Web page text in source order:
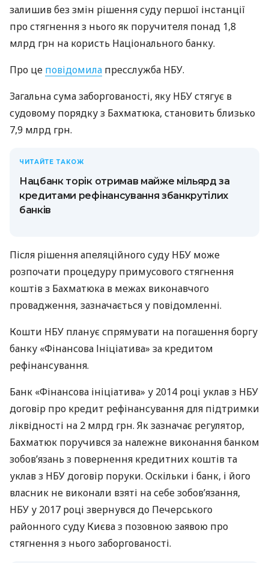
залишив без змін рішення суду першої інстанції
про стягнення з нього як поручителя понад 1,8
млрд грн на користь Національного банку.
Про це повідомила пресслужба НБУ.
Загальна сума заборгованості, яку НБУ стягує в
судовому порядку з Бахматюка, становить близько
7,9 млрд грн.
ЧИТАЙТЕ ТАКОЖ
Нацбанк торік отримав майже мільярд за
кредитами рефінансування збанкрутілих
банків
Після рішення апеляційного суду НБУ може
розпочати процедуру примусового стягнення
коштів з Бахматюка в межах виконавчого
провадження, зазначається у повідомленні.
Кошти НБУ планує спрямувати на погашення боргу
банку «Фінансова Ініціатива» за кредитом
рефінансування.
Банк «Фінансова ініціатива» у 2014 році уклав з НБУ
договір про кредит рефінансування для підтримки
ліквідності на 2 млрд грн. Як зазначає регулятор,
Бахматюк поручився за належне виконання банком
зобов’язань з повернення кредитних коштів та
уклав з НБУ договір поруки. Оскільки і банк, і його
власник не виконали взяті на себе зобов’язання,
НБУ у 2017 році звернувся до Печерського
районного суду Києва з позовною заявою про
стягнення з нього заборгованості.